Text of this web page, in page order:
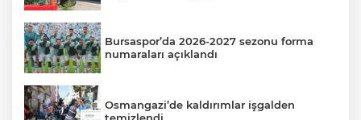
Bursaspor’da 2026-2027 sezonu forma
numaraları açıklandı
Osmangazi’de kaldırımlar işgalden